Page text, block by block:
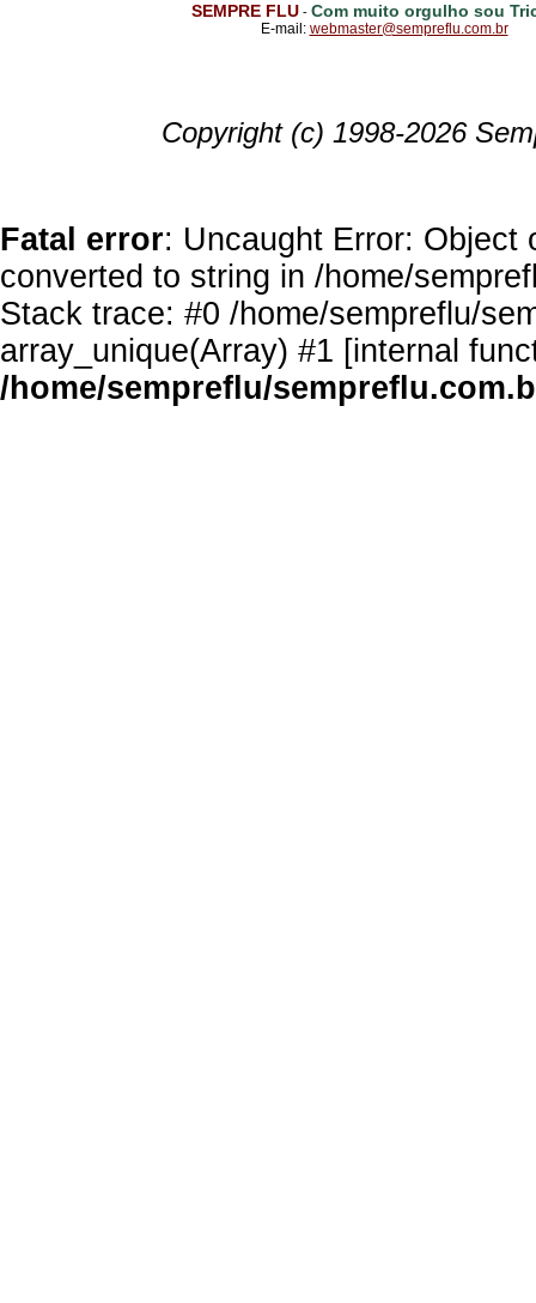
SEMPRE FLU- Com muito orgulho sou
E-mail: webmaster@sempreflu.com.br
Copyright (c) 1998-2026
Fatal error: Uncaught Error: Object
converted to string in /home/
Stack trace: #0 /home/sempreflu/
array_unique(Array) #1 [internal
/home/sempreflu/